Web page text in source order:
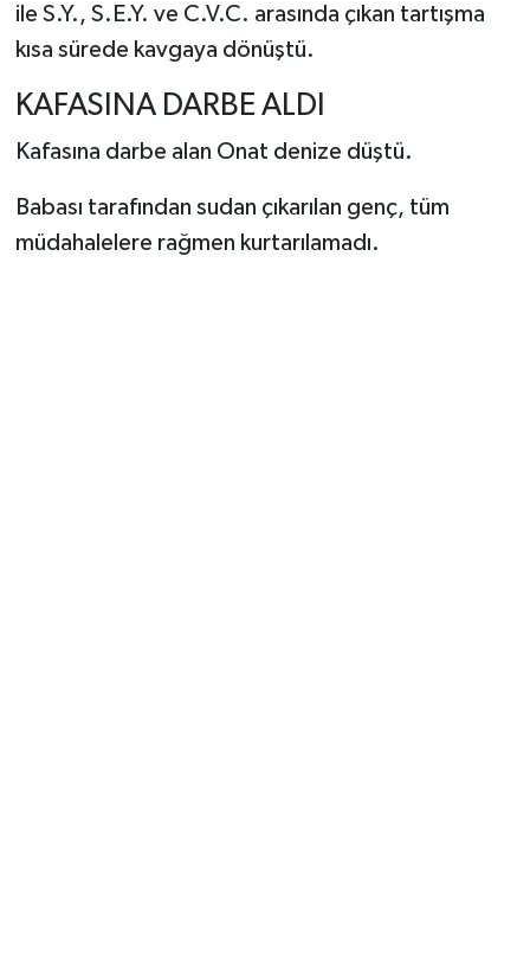
ile S.Y., S.E.Y. ve C.V.C. arasında çıkan tartışma
kısa sürede kavgaya dönüştü.
KAFASINA DARBE ALDI
Kafasına darbe alan Onat denize düştü.
Babası tarafından sudan çıkarılan genç, tüm
müdahalelere rağmen kurtarılamadı.